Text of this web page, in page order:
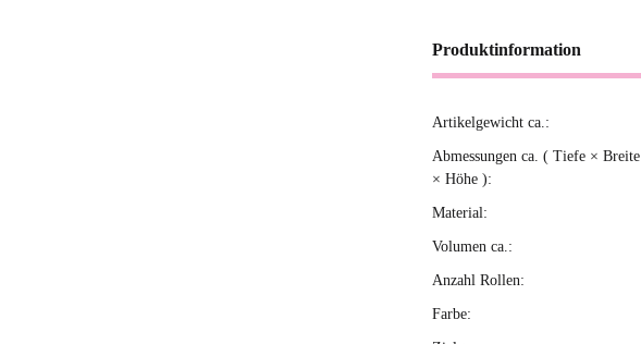
Produktinformation
Produkteigenschaft
Wert
Artikelgewicht ca.:
Abmessungen ca. ( Tiefe × Breite
× Höhe ):
Material:
Volumen ca.:
Anzahl Rollen:
Farbe: